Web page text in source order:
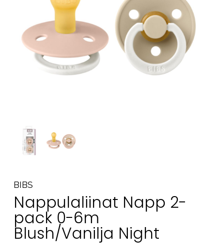
BIBS
Nappulaliinat Napp 2-
pack 0-6m
Blush/Vanilja Night
Tarvikkeet
Varaosat
Kampanjat
Lahjavinkkejä
Aurinko ja uinti